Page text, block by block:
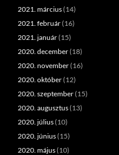
2021. március(14)
2021. február(16)
2021. január(15)
2020. december(18)
2020. november(16)
2020. október(12)
2020. szeptember(15)
2020. augusztus(13)
2020. július(10)
2020. június(15)
2020. május(10)